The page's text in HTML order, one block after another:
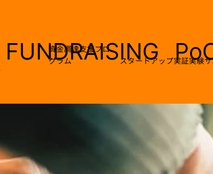
スタートアップ実証実験
FUNDRAISING
資金調達支援プロ
グラム